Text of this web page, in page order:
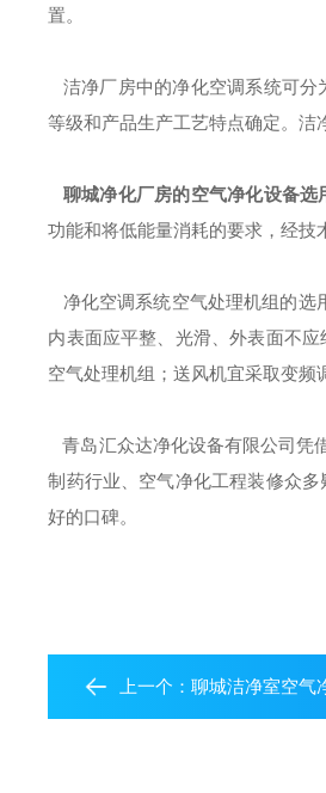
置。
洁净厂房中的净化空调系统可分
等级和产品生产工艺特点确定。洁
聊城净化厂房的空气净化设备选
功能和将低能量消耗的要求，经技
净化空调系统空气处理机组的选
内表面应平整、光滑、外表面不
空气处理机组；送风机宜采取变频
青岛汇众达净化设备有限公司凭
制药行业、空气净化工程装修众
好的口碑。
上一个：聊城洁净室空气